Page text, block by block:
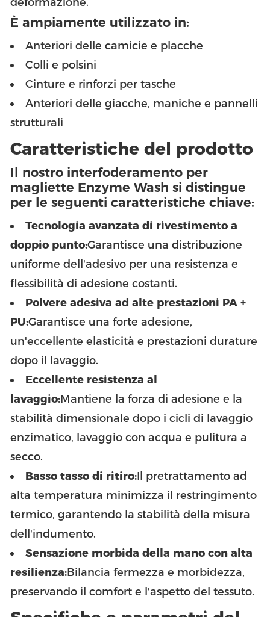
È ampiamente utilizzato in:
Anteriori delle camicie e placche
Colli e polsini
Cinture e rinforzi per tasche
Anteriori delle giacche, maniche e pannelli
strutturali
Caratteristiche del prodotto
Il nostro interfoderamento per
magliette Enzyme Wash si distingue
per le seguenti caratteristiche chiave:
Tecnologia avanzata di rivestimento a
doppio punto:Garantisce una distribuzione
uniforme dell'adesivo per una resistenza e
flessibilità di adesione costanti.
Polvere adesiva ad alte prestazioni PA +
PU:Garantisce una forte adesione,
un'eccellente elasticità e prestazioni durature
dopo il lavaggio.
Eccellente resistenza al
lavaggio:Mantiene la forza di adesione e la
stabilità dimensionale dopo i cicli di lavaggio
enzimatico, lavaggio con acqua e pulitura a
secco.
Basso tasso di ritiro:Il pretrattamento ad
alta temperatura minimizza il restringimento
termico, garantendo la stabilità della misura
dell'indumento.
Sensazione morbida della mano con alta
resilienza:Bilancia fermezza e morbidezza,
preservando il comfort e l'aspetto del tessuto.